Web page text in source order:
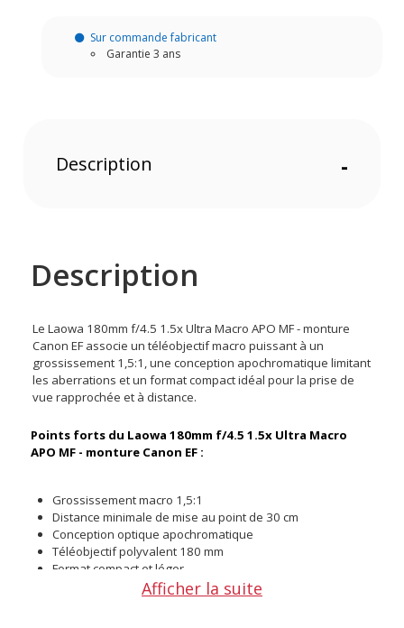
Sur commande fabricant
Garantie 3 ans
Description -
Description
Le Laowa 180mm f/4.5 1.5x Ultra Macro APO MF - monture
Canon EF associe un téléobjectif macro puissant à un
grossissement 1,5:1, une conception apochromatique limitant
les aberrations et un format compact idéal pour la prise de
vue rapprochée et à distance.
Points forts du Laowa 180mm f/4.5 1.5x Ultra Macro
APO MF - monture Canon EF :
Grossissement macro 1,5:1
Distance minimale de mise au point de 30 cm
Conception optique apochromatique
Téléobjectif polyvalent 180 mm
Format compact et léger
Afficher la suite